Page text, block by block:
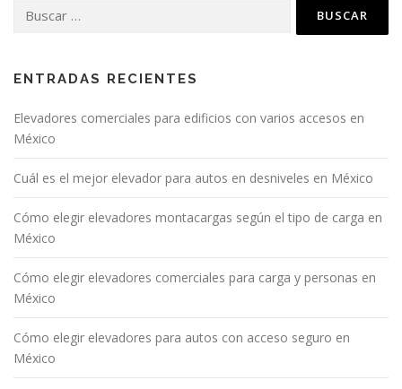
ENTRADAS RECIENTES
Elevadores comerciales para edificios con varios accesos en
México
Cuál es el mejor elevador para autos en desniveles en México
Cómo elegir elevadores montacargas según el tipo de carga en
México
Cómo elegir elevadores comerciales para carga y personas en
México
Cómo elegir elevadores para autos con acceso seguro en
México